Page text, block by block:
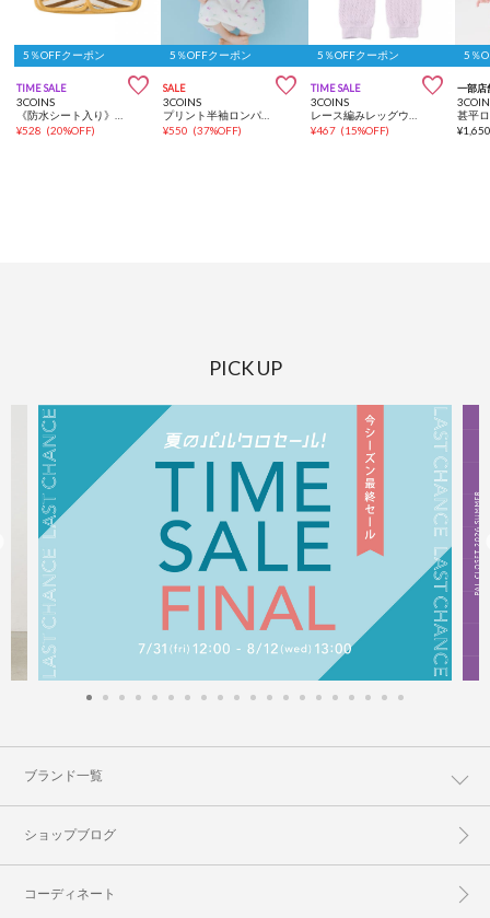
5％OFFクーポン
TIME SALE 
3COINS
¥528 (20%OFF)
5％OFFクーポン
SALE 
3COINS
¥550 (37%OFF)
5％OFFクーポン
TIME SALE 
3COINS
¥467 (15%OFF)
5％
一部店
¥
PICK UP
ブランド一覧
ショップブログ
コーディネート